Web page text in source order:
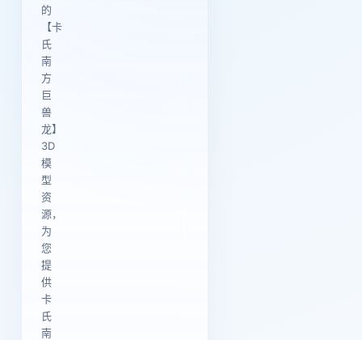
的
【卡
氏
南
方
巨
兽
龙】
3D
模
型
资
源，
为
您
提
供
卡
氏
南